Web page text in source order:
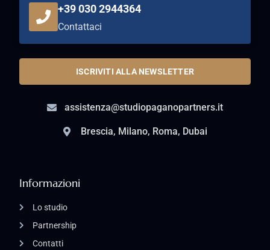
Informazioni
Lo studio
Partnership
Contatti
+39 030 2944364
Contattaci
ISCRIVITI ALLA NEWSLETTER
assistenza@studiopaganopartners.it
Brescia, Milano, Roma, Dubai